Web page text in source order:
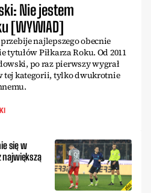
Nie jestem
[WYWIAD]
najlepszego obecnie
Piłkarza Roku. Od 2011
po raz pierwszy wygrał
tej kategorii, tylko dwukrotnie
się w
największą